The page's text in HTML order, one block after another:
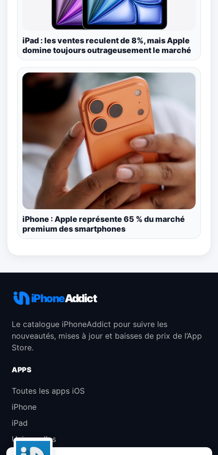
iPad : les ventes reculent de 8%, mais Apple
domine toujours outrageusement le marché
iPhone : Apple représente 65 % du marché
premium des smartphones
iPhoneAddict
Le catalogue iPhoneAddict pour suivre les
nouveautés, mises à jour et baisses de prix de l’App
Store.
APPS
Toutes les apps iOS
iPhone
iPad
Universelles